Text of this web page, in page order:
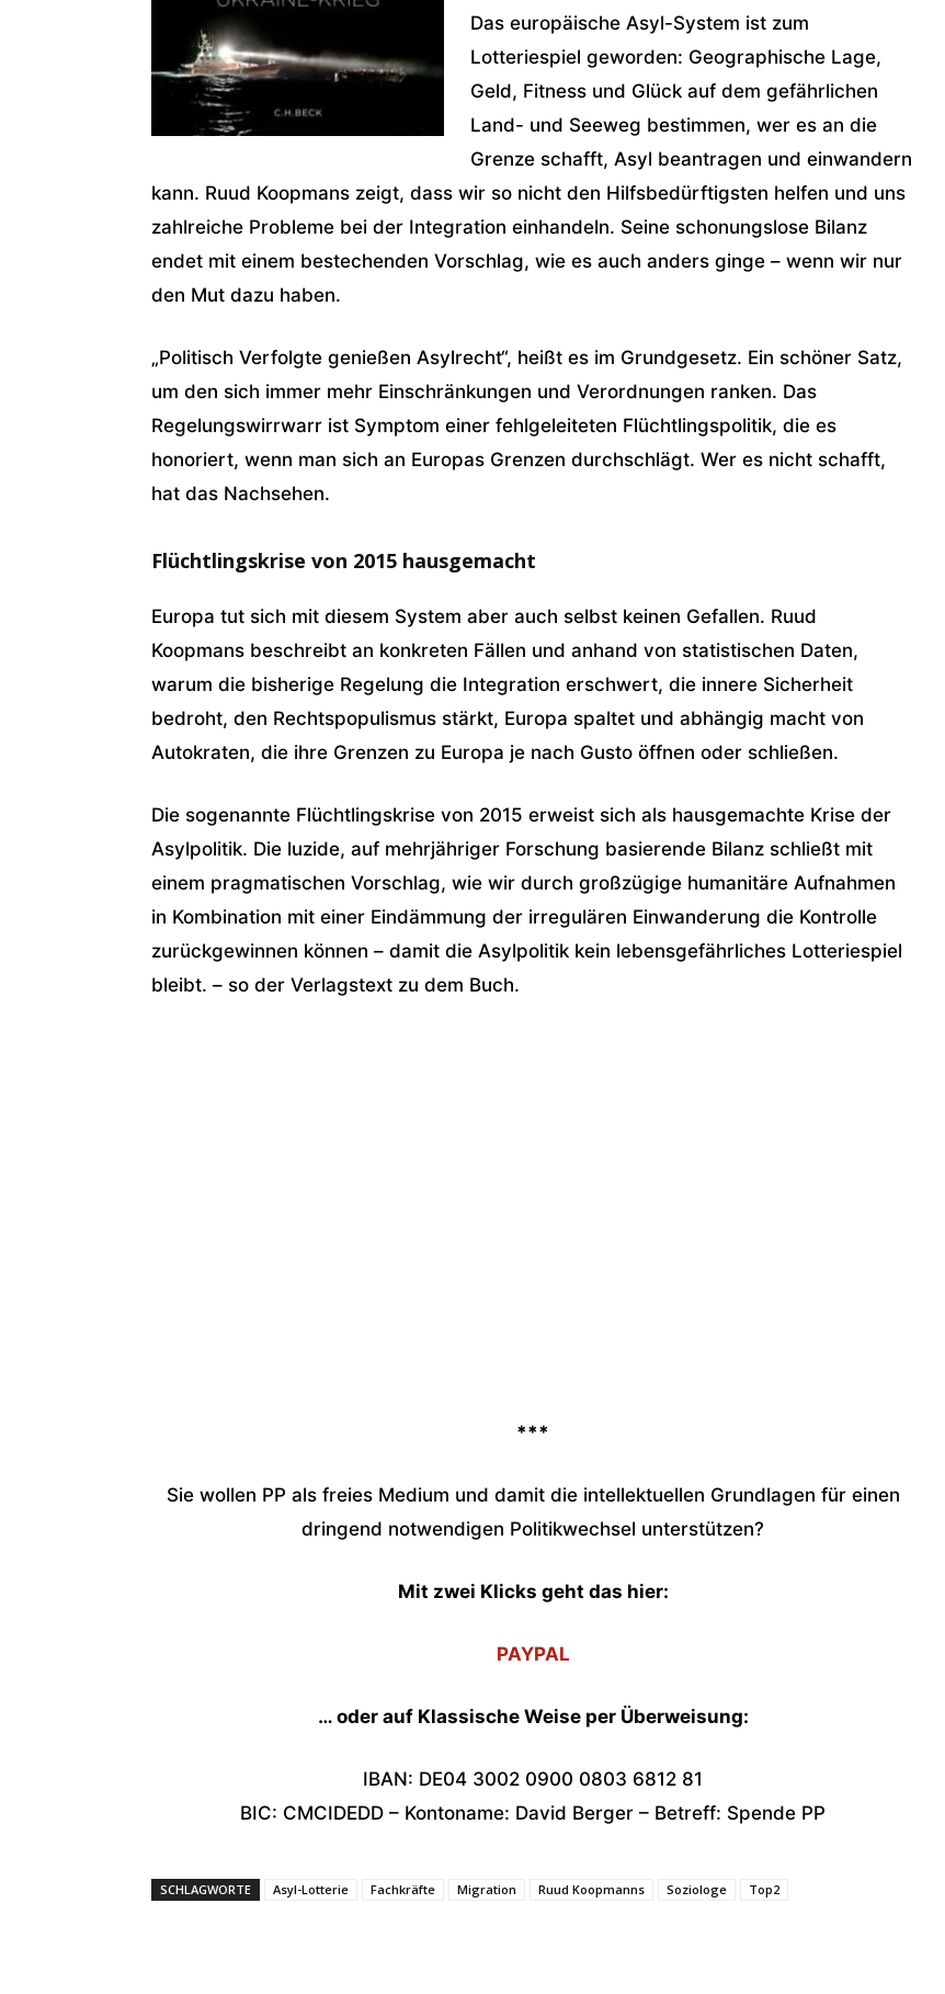
Das europäische Asyl-System ist zum
Lotteriespiel geworden: Geographische Lage,
Geld, Fitness und Glück auf dem gefährlichen
Land- und Seeweg bestimmen, wer es an die
Grenze schafft, Asyl beantragen und einwandern
kann. Ruud Koopmans zeigt, dass wir so nicht den Hilfsbedürftigsten helfen und uns
zahlreiche Probleme bei der Integration einhandeln. Seine schonungslose Bilanz
endet mit einem bestechenden Vorschlag, wie es auch anders ginge – wenn wir nur
den Mut dazu haben.
„Politisch Verfolgte genießen Asylrecht“, heißt es im Grundgesetz. Ein schöner Satz,
um den sich immer mehr Einschränkungen und Verordnungen ranken. Das
Regelungswirrwarr ist Symptom einer fehlgeleiteten Flüchtlingspolitik, die es
honoriert, wenn man sich an Europas Grenzen durchschlägt. Wer es nicht schafft,
hat das Nachsehen.
Flüchtlingskrise von 2015 hausgemacht
Europa tut sich mit diesem System aber auch selbst keinen Gefallen. Ruud
Koopmans beschreibt an konkreten Fällen und anhand von statistischen Daten,
warum die bisherige Regelung die Integration erschwert, die innere Sicherheit
bedroht, den Rechtspopulismus stärkt, Europa spaltet und abhängig macht von
Autokraten, die ihre Grenzen zu Europa je nach Gusto öffnen oder schließen.
Die sogenannte Flüchtlingskrise von 2015 erweist sich als hausgemachte Krise der
Asylpolitik. Die luzide, auf mehrjähriger Forschung basierende Bilanz schließt mit
einem pragmatischen Vorschlag, wie wir durch großzügige humanitäre Aufnahmen
in Kombination mit einer Eindämmung der irregulären Einwanderung die Kontrolle
zurückgewinnen können – damit die Asylpolitik kein lebensgefährliches Lotteriespiel
bleibt. – so der Verlagstext zu dem Buch.
***
Sie wollen PP als freies Medium und damit die intellektuellen Grundlagen für einen
dringend notwendigen Politikwechsel unterstützen?
Mit zwei Klicks geht das hier:
PAYPAL
… oder auf Klassische Weise per Überweisung:
IBAN: DE04 3002 0900 0803 6812 81
BIC: CMCIDEDD – Kontoname: David Berger – Betreff: Spende PP
SCHLAGWORTE Asyl-Lotterie Fachkräfte Migration Ruud Koopmanns Soziologe Top2